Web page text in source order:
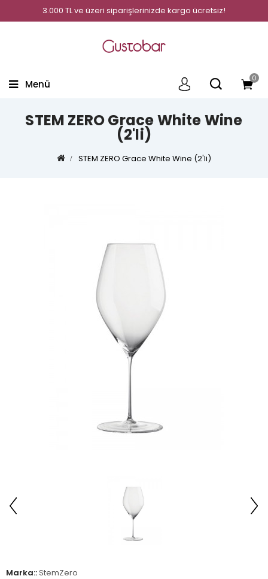
3.000 TL ve üzeri siparişlerinizde kargo ücretsiz!
0
Menü
STEM ZERO Grace White Wine
(2'li)
STEM ZERO Grace White Wine (2'li)
Marka::StemZero